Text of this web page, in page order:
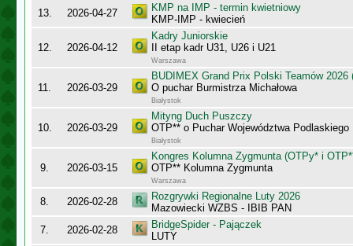
13.
2026-04-27
KMP na IMP - termin kwietniowy
KMP-IMP - kwiecień
12. 2026-04-12
Kadry Juniorskie
II etap kadr U31, U26 i U21
Warszawa
11. 2026-03-29
BUDIMEX Grand Prix Polski Teamów 2026
O puchar Burmistrza Michałowa
Białystok
10. 2026-03-29
Mityng Duch Puszczy
OTP** o Puchar Województwa Podlaskiego
Białystok
9. 2026-03-15
Kongres Kolumna Zygmunta (OTPy* i
OTP** Kolumna Zygmunta
Warszawa
8. 2026-02-28
Rozgrywki Regionalne Luty 2026
Mazowiecki WZBS - IBIB PAN
7.
2026-02-28
BridgeSpider - Pajączek
LUTY